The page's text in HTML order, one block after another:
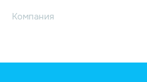
Компания